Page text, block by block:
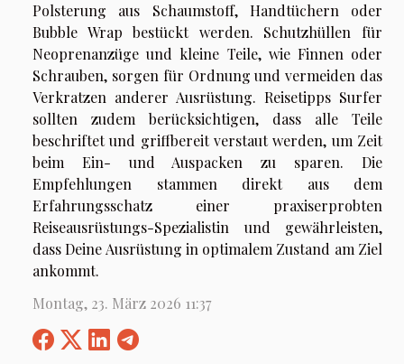
Polsterung aus Schaumstoff, Handtüchern oder
Bubble Wrap bestückt werden. Schutzhüllen für
Neoprenanzüge und kleine Teile, wie Finnen oder
Schrauben, sorgen für Ordnung und vermeiden das
Verkratzen anderer Ausrüstung. Reisetipps Surfer
sollten zudem berücksichtigen, dass alle Teile
beschriftet und griffbereit verstaut werden, um Zeit
beim Ein- und Auspacken zu sparen. Die
Empfehlungen stammen direkt aus dem
Erfahrungsschatz einer praxiserprobten
Reiseausrüstungs-Spezialistin und gewährleisten,
dass Deine Ausrüstung in optimalem Zustand am Ziel
ankommt.
Montag, 23. März 2026 11:37